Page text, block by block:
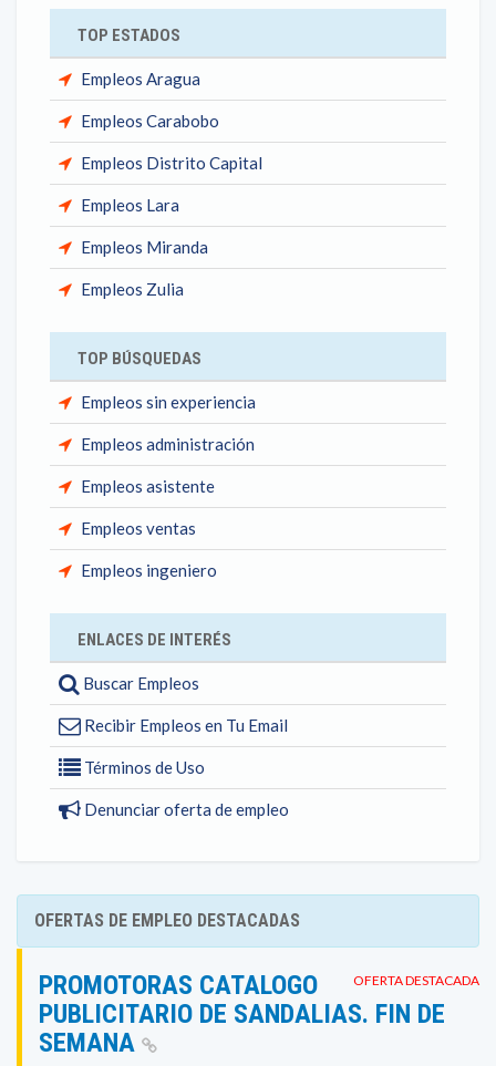
TOP ESTADOS
Empleos Aragua
Empleos Carabobo
Empleos Distrito Capital
Empleos Lara
Empleos Miranda
Empleos Zulia
TOP BÚSQUEDAS
Empleos sin experiencia
Empleos administración
Empleos asistente
Empleos ventas
Empleos ingeniero
ENLACES DE INTERÉS
Buscar Empleos
Recibir Empleos en Tu Email
Términos de Uso
Denunciar oferta de empleo
OFERTAS DE EMPLEO DESTACADAS
OFERTA DESTACADA
PROMOTORAS CATALOGO
PUBLICITARIO DE SANDALIAS. FIN DE
SEMANA